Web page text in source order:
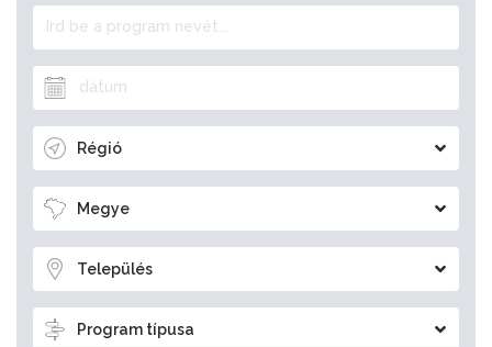
Régió
Megye
Település
Program típusa